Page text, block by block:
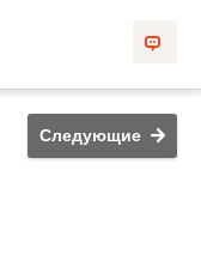
Следующие